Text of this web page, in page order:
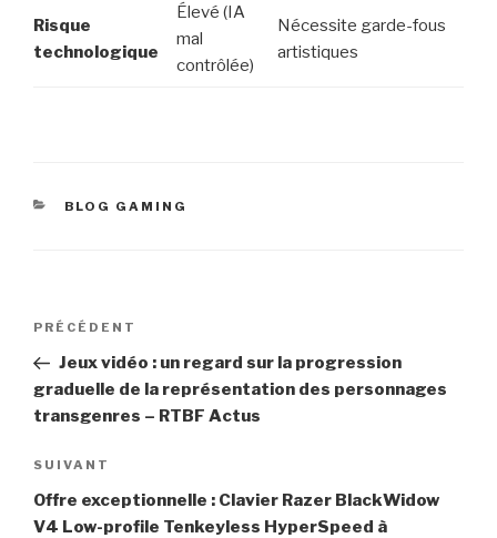
Risque
technologique
Élevé (IA
mal
contrôlée)
Nécessite garde-fous
artistiques
CATÉGORIES
BLOG GAMING
Navigation
l’article
Article
précédent
PRÉCÉDENT
Jeux vidéo : un regard sur la progression
graduelle de la représentation des personnages
transgenres – RTBF Actus
Article
suivant
SUIVANT
Offre exceptionnelle : Clavier Razer BlackWidow
V4 Low-profile Tenkeyless HyperSpeed à